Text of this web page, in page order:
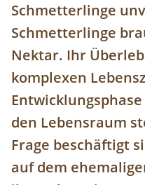
Schmetterlinge
Schmetterlinge
Nektar. Ihr
komplexen
den Lebensraum
Frage beschäftigt
auf dem